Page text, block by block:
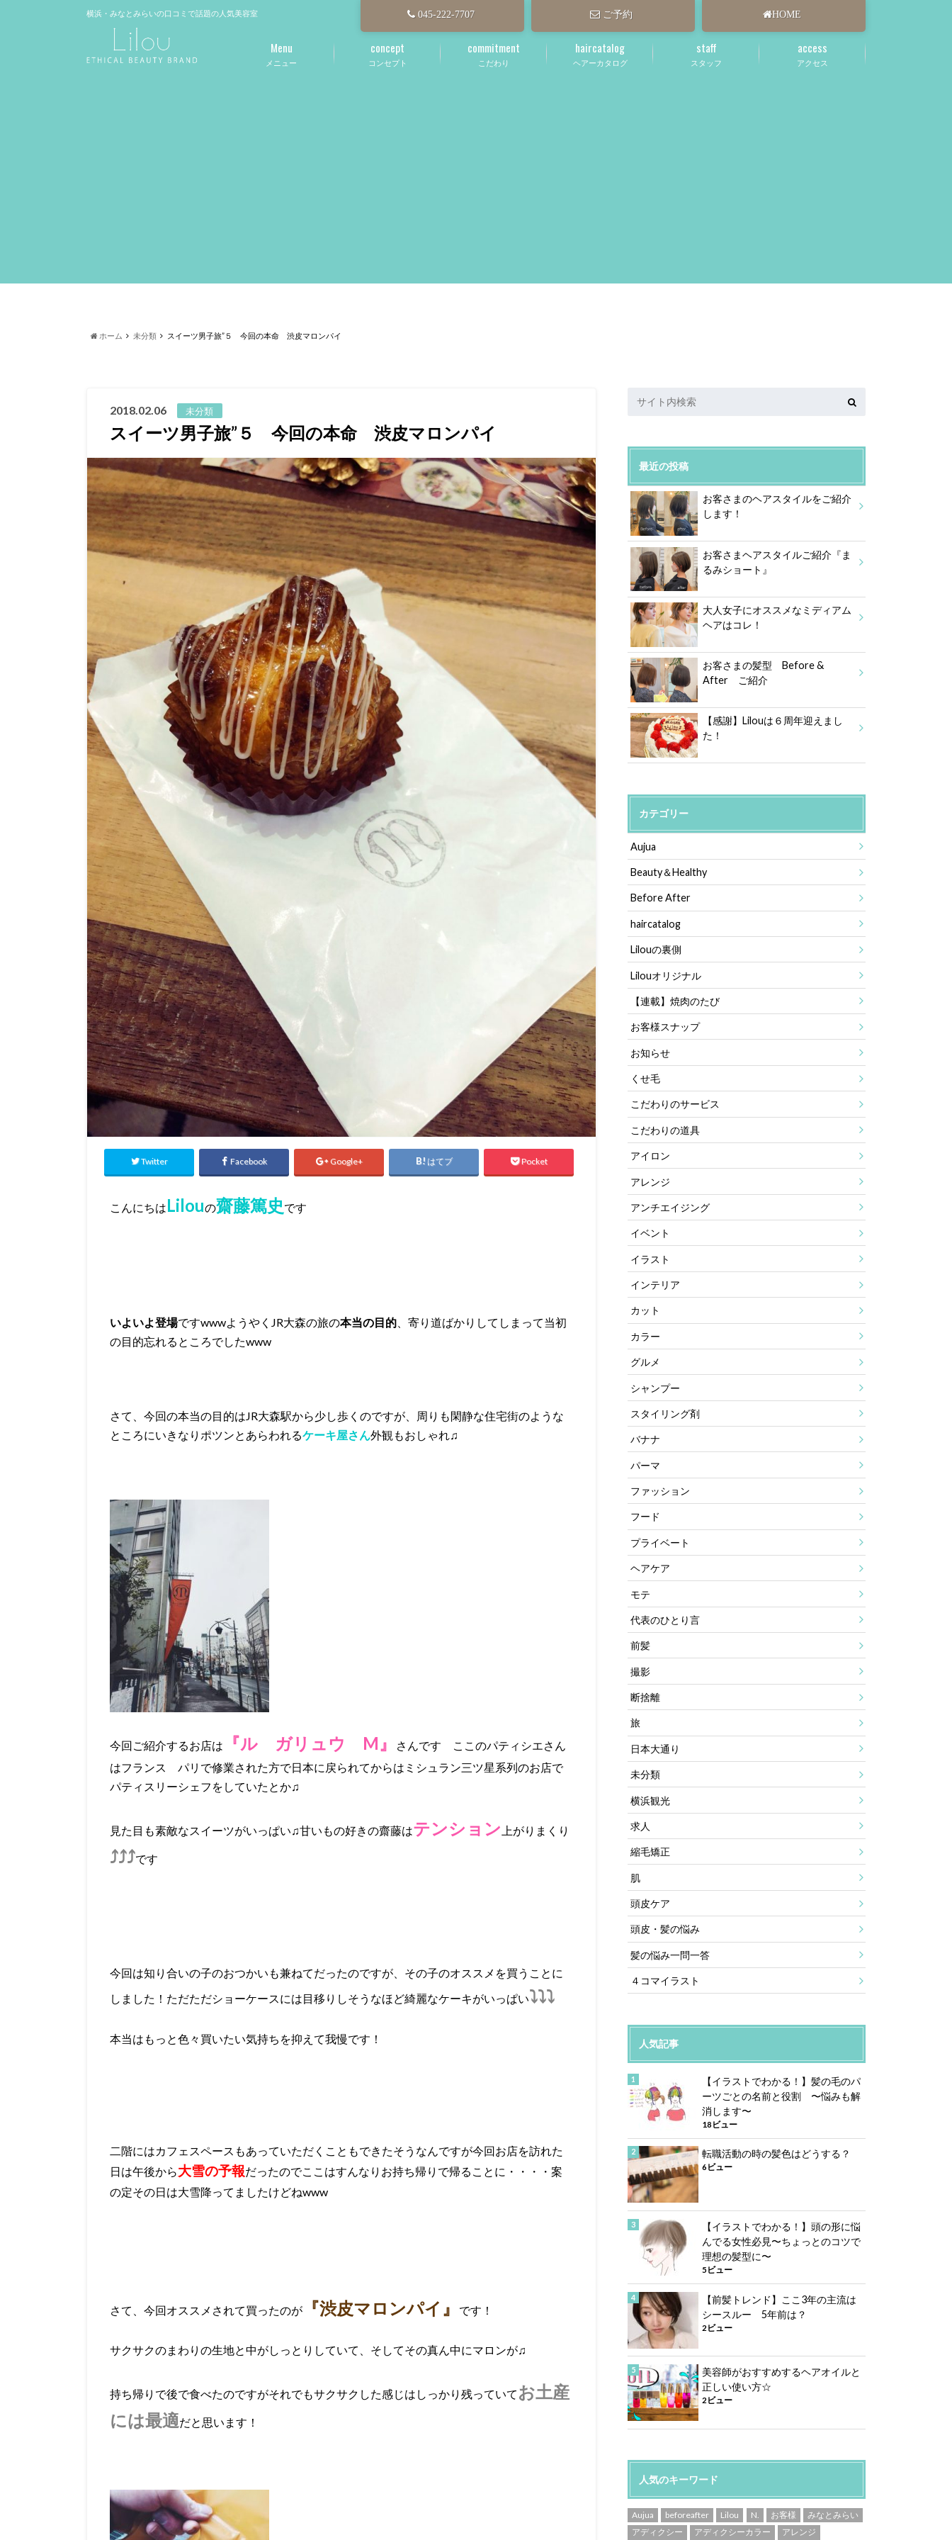
横浜・みなとみらいの口コミで話題の人気美容室 HOME
ご予約
045-222-7707
メニュー
Menu
コンセプト
concept
こだわり
commitment
ヘアーカタログ
haircatalog
スタッフ
staff
アクセス
access
ホーム 未分類 スイーツ男子旅”５ 今回の本命 渋皮マロンパイ
2018.02.06 未分類
スイーツ男子旅”５ 今回の本命 渋皮マロンパイ
Twitter Facebook Google+ はてブ Pocket
こんにちはLilouの齋藤篤史 です
いよいよ登場ですwwwようやくJR大森の旅の本当の目的 、寄り道ばかりしてしまって当初
の目的忘れるところでしたwww
さて、今回の本当の目的はJR大森駅から少し歩くのですが、周りも閑静な住宅街のような
ところにいきなりポツンとあらわれるケーキ屋さん外観もおしゃれ♫
今回ご紹介するお店は 『ル ガリュウ M』
さんです ここのパティシエさん
はフランス パリで修業された方で日本に戻られてからはミシュラン三ツ星系列のお店で
パティスリーシェフをしていたとか♫
見た目も素敵なスイーツがいっぱい♫甘いもの好きの齋藤はテンション 上がりまくり
⤴︎⤴︎⤴︎です
今回は知り合いの子のおつかいも兼ねてだったのですが、その子のオススメを買うことに
しました！ただただショーケースには目移りしそうなほど綺麗なケーキがいっぱい⤵︎⤵︎⤵︎
本当はもっと色々買いたい気持ちを抑えて我慢です！
二階にはカフェスペースもあっていただくこともできたそうなんですが今回お店を訪れた
日は午後から大雪の予報だったのでここはすんなりお持ち帰りで帰ることに・・・・案
の定その日は大雪降ってましたけどねwww
さて、今回オススメされて買ったのが 『渋皮マロンパイ』 です！
サクサクのまわりの生地と中がしっとりしていて、そしてその真ん中にマロンが♫
持ち帰りで後で食べたのですがそれでもサクサクした感じはしっかり残っていて お土産
には最適だと思います！
最近の投稿
お客さまのヘアスタイルをご紹介
します！
お客さまヘアスタイルご紹介『ま
るみショート』
大人女子にオススメなミディアム
ヘアはコレ！
お客さまの髪型 Before &
After ご紹介
【感謝】Lilouは６周年迎えまし
た！
カテゴリー
Aujua
Beauty＆Healthy
Before After
haircatalog
Lilouの裏側
Lilouオリジナル
【連載】焼肉のたび
お客様スナップ
お知らせ
くせ毛
こだわりのサービス
こだわりの道具
アイロン
アレンジ
アンチエイジング
イベント
イラスト
インテリア
カット
カラー
グルメ
シャンプー
スタイリング剤
バナナ
パーマ
ファッション
フード
プライベート
ヘアケア
モテ
代表のひとり言
前髪
撮影
断捨離
旅
日本大通り
未分類
横浜観光
求人
縮毛矯正
肌
頭皮ケア
頭皮・髪の悩み
髪の悩み一問一答
４コマイラスト
人気記事
【イラストでわかる！】髪の毛のパ
ーツごとの名前と役割 〜悩みも解
消します〜
18ビュー
転職活動の時の髪色はどうする？
6ビュー
【イラストでわかる！】頭の形に悩
んでる女性必見〜ちょっとのコツで
理想の髪型に〜
5ビュー
【前髪トレンド】ここ3年の主流は
シースルー 5年前は？
2ビュー
美容師がおすすめするヘアオイルと
正しい使い方☆
2ビュー
人気のキーワード
Aujua beforeafter Lilou N. お客様
みなとみらい
アディクシー
アディクシーカラー アレンジ